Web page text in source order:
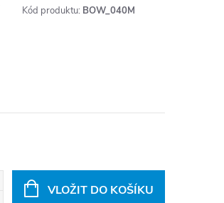
Kód produktu: BOW_040M
VLOŽIT DO KOŠÍKU